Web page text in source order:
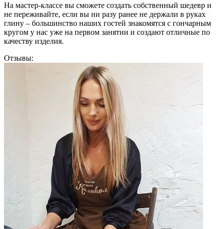
На мастер-классе вы сможете создать собственный шедевр и
не переживайте, если вы ни разу ранее не держали в руках
глину – большинство наших гостей знакомятся с гончарным
кругом у нас уже на первом занятии и создают отличные по
качеству изделия.
Отзывы: